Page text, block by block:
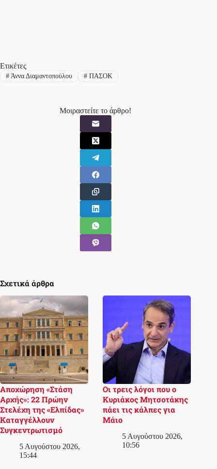
Ετικέτες
#Άννα Διαμαντοπούλου #ΠΑΣΟΚ
Μοιραστείτε το άρθρο!
Σχετικά άρθρα
Αποχώρηση «Στάση
Αρχής»: 22 Πρώην
Στελέχη της «Ελπίδας»
Καταγγέλλουν
Συγκεντρωτισμό
5 Αυγούστου 2026,
15:44
Οι τρεις λόγοι που ο
Κυριάκος Μητσοτάκης
πάει τις κάλπες για
Μάιο
5 Αυγούστου 2026,
10:56